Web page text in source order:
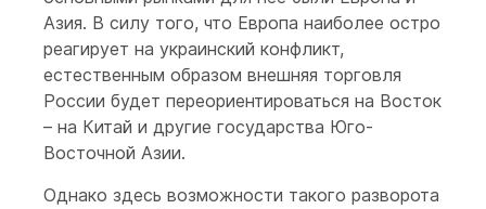
Азия. В силу того, что Европа наиболее остро
реагирует на украинский конфликт,
естественным образом внешняя торговля
России будет переориентироваться на Восток
– на Китай и другие государства Юго-
Восточной Азии.
Однако здесь возможности такого разворота